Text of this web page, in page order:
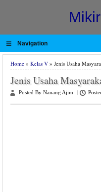
≡ Navigation
Home » Kelas V » Jenis Usaha
Jenis Usaha
Posted By Nanang Ajim